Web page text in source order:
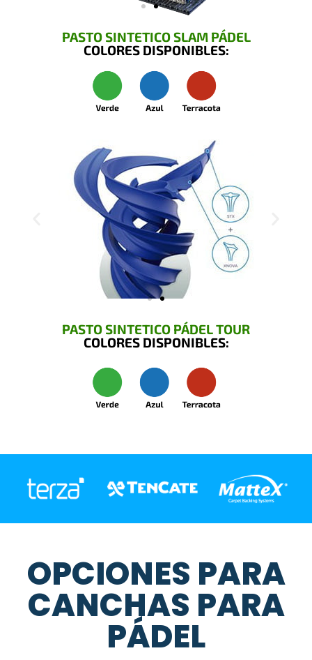
PASTO SINTETICO SLAM PÁDEL
COLORES DISPONIBLES:
PASTO SINTETICO PÁDEL TOUR
COLORES DISPONIBLES:
OPCIONES PARA
CANCHAS PARA
PÁDEL